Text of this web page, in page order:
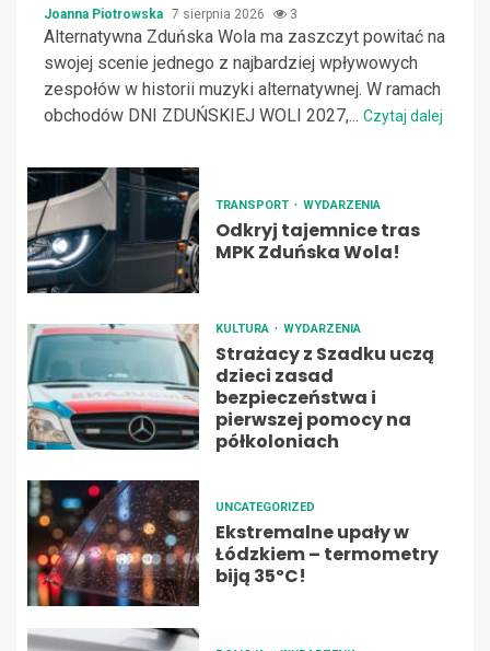
Joanna Piotrowska 7 sierpnia 2026 3
Alternatywna Zduńska Wola ma zaszczyt powitać na
swojej scenie jednego z najbardziej wpływowych
zespołów w historii muzyki alternatywnej. W ramach
obchodów DNI ZDUŃSKIEJ WOLI 2027,... Czytaj dalej
TRANSPORT WYDARZENIA
Odkryj tajemnice tras
MPK Zduńska Wola!
KULTURA WYDARZENIA
Strażacy z Szadku uczą
dzieci zasad
bezpieczeństwa i
pierwszej pomocy na
półkoloniach
UNCATEGORIZED
Ekstremalne upały w
Łódzkiem – termometry
biją 35ºC!